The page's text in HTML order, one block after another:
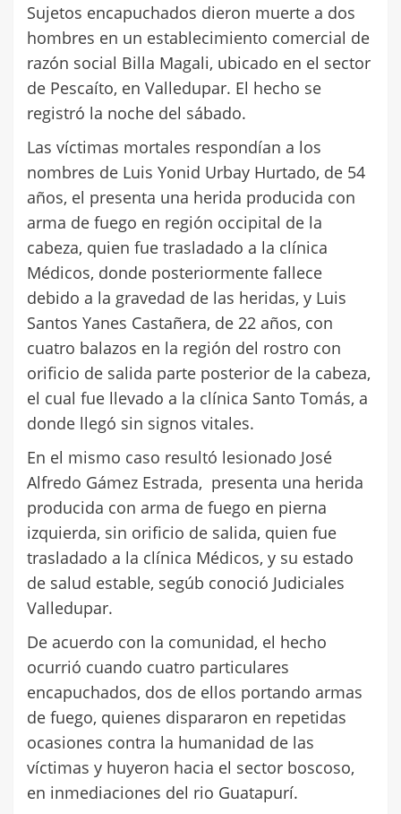
Sujetos encapuchados dieron muerte a dos
hombres en un establecimiento comercial de
razón social Billa Magali, ubicado en el sector
de Pescaíto, en Valledupar. El hecho se
registró la noche del sábado.
Las víctimas mortales respondían a los
nombres de Luis Yonid Urbay Hurtado, de 54
años, el presenta una herida producida con
arma de fuego en región occipital de la
cabeza, quien fue trasladado a la clínica
Médicos, donde posteriormente fallece
debido a la gravedad de las heridas, y Luis
Santos Yanes Castañera, de 22 años, con
cuatro balazos en la región del rostro con
orificio de salida parte posterior de la cabeza,
el cual fue llevado a la clínica Santo Tomás, a
donde llegó sin signos vitales.
En el mismo caso resultó lesionado José
Alfredo Gámez Estrada, presenta una herida
producida con arma de fuego en pierna
izquierda, sin orificio de salida, quien fue
trasladado a la clínica Médicos, y su estado
de salud estable, segúb conoció Judiciales
Valledupar.
De acuerdo con la comunidad, el hecho
ocurrió cuando cuatro particulares
encapuchados, dos de ellos portando armas
de fuego, quienes dispararon en repetidas
ocasiones contra la humanidad de las
víctimas y huyeron hacia el sector boscoso,
en inmediaciones del rio Guatapurí.